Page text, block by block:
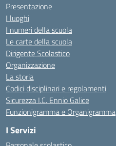
Presentazione
I luoghi
I numeri della scuola
Le carte della scuola
Dirigente Scolastico
Organizzazione
La storia
Codici disciplinari e regolamenti
Sicurezza I.C. Ennio Galice
Funzionigramma e Organigramma
I Servizi